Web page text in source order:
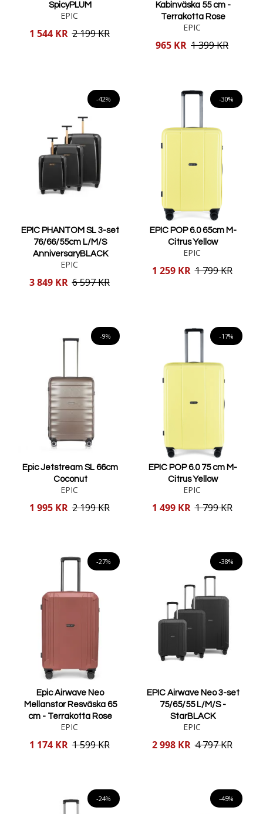
SpicyPLUM
EPIC
Reducerat
1 544 KR 2 199 KR
Kabinväska 55 cm -
Terrakotta Rose
EPIC
Reducerat
965 KR 1 399 KR
-42%
EPIC PHANTOM SL 3-set
76/66/55cm L/M/S
AnniversaryBLACK
EPIC
Reducerat
3 849 KR 6 597 KR
-30%
EPIC POP 6.0 65cm M-
Citrus Yellow
EPIC
Reducerat
1 259 KR 1 799 KR
-9%
Epic Jetstream SL 66cm
Coconut
EPIC
Reducerat
1 995 KR 2 199 KR
-17%
EPIC POP 6.0 75 cm M-
Citrus Yellow
EPIC
Reducerat
1 499 KR 1 799 KR
-27%
Epic Airwave Neo
Mellanstor Resväska 65
cm - Terrakotta Rose
EPIC
Reducerat
1 174 KR 1 599 KR
-38%
EPIC Airwave Neo 3-set
75/65/55 L/M/S -
StarBLACK
EPIC
Reducerat
2 998 KR 4 797 KR
-24% -45%